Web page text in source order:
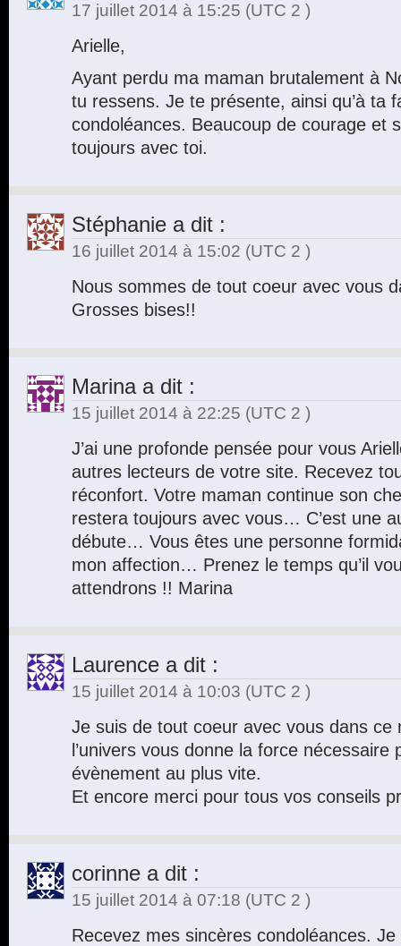
17 juillet 2014 à 15:25 (UTC 2 )
Arielle,
Ayant perdu ma maman brutalement à
tu ressens. Je te présente, ainsi qu’à ta
condoléances. Beaucoup de courage et
toujours avec toi.
Stéphanie a dit :
16 juillet 2014 à 15:02 (UTC 2 )
Nous sommes de tout coeur avec vous
Grosses bises!!
Marinaa dit :
15 juillet 2014 à 22:25 (UTC 2 )
J’ai une profonde pensée pour vous
autres lecteurs de votre site. Recevez
réconfort. Votre maman continue son
restera toujours avec vous… C’est une
débute… Vous êtes une personne
mon affection… Prenez le temps qu’il
attendrons !! Marina
Laurence a dit :
15 juillet 2014 à 10:03 (UTC 2 )
Je suis de tout coeur avec vous dans ce
l’univers vous donne la force
évènement au plus vite.
Et encore merci pour tous vos conseils
corinne a dit :
15 juillet 2014 à 07:18 (UTC 2 )
Recevez mes sincères condoléances.